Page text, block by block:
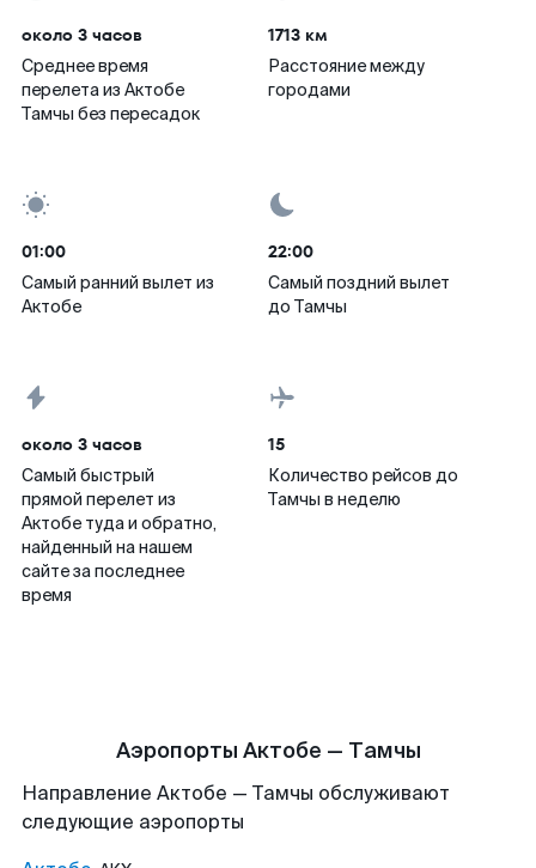
около 3 часов
Среднее время
перелета из Актобе
Тамчы без пересадок
1713 км
Расстояние между
городами
01:00
Самый ранний вылет из
Актобе
22:00
Самый поздний вылет
до Тамчы
около 3 часов
Самый быстрый
прямой перелет из
Актобе туда и обратно,
найденный на нашем
сайте за последнее
время
15
Количество рейсов до
Тамчы в неделю
Аэропорты Актобе — Тамчы
Направление Актобе — Тамчы обслуживают
следующие аэропорты